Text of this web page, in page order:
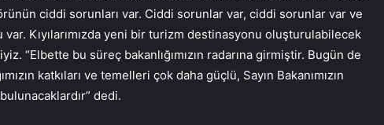
ciddi sorunları var. Ciddi sorunlar var, ciddi sorunlar var ve
var. Kıyılarımızda yeni bir turizm destinasyonu oluşturulabilecek
“Elbette bu süreç bakanlığımızın radarına girmiştir. Bugün de
katkıları ve temelleri çok daha güçlü, Sayın Bakanımızın
dedi.